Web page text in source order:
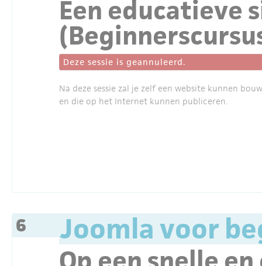
Een educatieve
Deze sessie is geannuleerd.
Na deze sessie zal je zelf een website kunnen
en die op het Internet kunnen publiceren.
6 Joomla voor